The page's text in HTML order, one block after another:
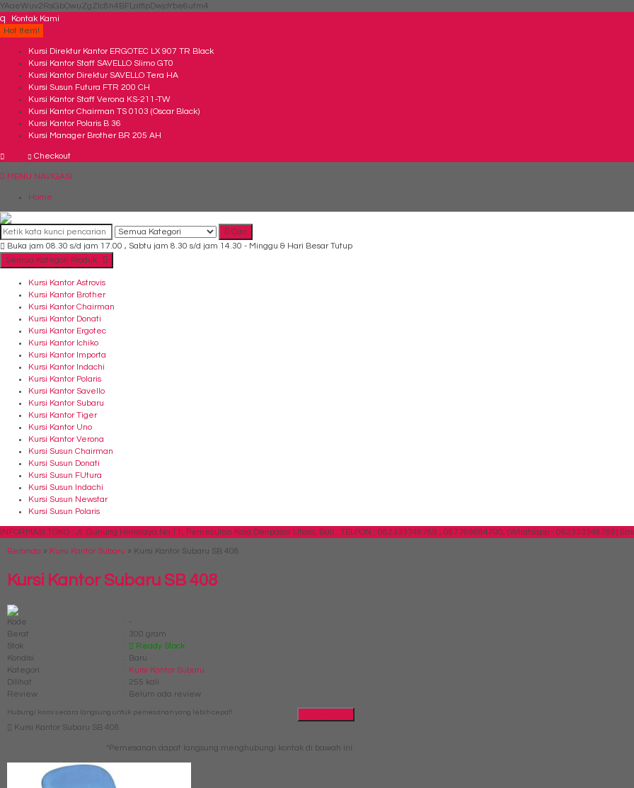
YAaeWuv2RsGbOwuZgZlc8h4BFLalfipDwjoYbe6ufm4
q
Kontak Kami
Hot Item!
Kursi Direktur Kantor ERGOTEC LX 907 TR Black
Kursi Kantor Staff SAVELLO Slimo GT0
Kursi Kantor Direktur SAVELLO Tera HA
Kursi Susun Futura FTR 200 CH
Kursi Kantor Staff Verona KS-211-TW
Kursi Kantor Chairman TS 0103 (Oscar Black)
Kursi Kantor Polaris B 36
Kursi Manager Brother BR 205 AH
Checkout
MENU NAVIGASI
Home
Cari
Buka jam 08.30 s/d jam 17.00 , Sabtu jam 8.30 s/d jam 14.30 - Minggu & Hari Besar Tutup
Semua Kategori Produk
Kursi Kantor Astrovis
Kursi Kantor Brother
Kursi Kantor Chairman
Kursi Kantor Donati
Kursi Kantor Ergotec
Kursi Kantor Ichiko
Kursi Kantor Importa
Kursi Kantor Indachi
Kursi Kantor Polaris
Kursi Kantor Savello
Kursi Kantor Subaru
Kursi Kantor Tiger
Kursi Kantor Uno
Kursi Kantor Verona
Kursi Susun Chairman
Kursi Susun Donati
Kursi Susun FUtura
Kursi Susun Indachi
Kursi Susun Newstar
Kursi Susun Polaris
INFORMASI TOKO : Jl. Gunung Himalaya No 11, Pemecutan Kaja Denpasar Utara, Bali . TELPON : 082333348789 , 087769684700, (Whatsapp - 082333348789)
Beranda » Kursi Kantor Subaru » Kursi Kantor Subaru SB 408
Kursi Kantor Subaru SB 408
Kode :
-
Berat
:
300 gram
Stok
:
Ready Stock
Kondisi
:
Baru
Kategori
:
Kursi Kantor Subaru
Dilihat
:
255 kali
Review
: Belum ada review
Hubungi kami secara langsung untuk pemesanan yang lebih cepat!
Kursi Kantor Subaru SB 408
*Pemesanan dapat langsung menghubungi kontak di bawah ini: